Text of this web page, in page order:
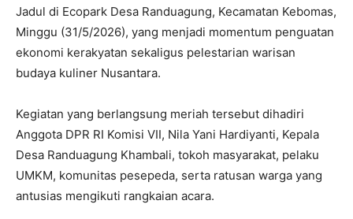
Jadul di Ecopark Desa Randuagung, Kecamatan Kebomas,
Minggu (31/5/2026), yang menjadi momentum penguatan
ekonomi kerakyatan sekaligus pelestarian warisan
budaya kuliner Nusantara.
Kegiatan yang berlangsung meriah tersebut dihadiri
Anggota DPR RI Komisi VII, Nila Yani Hardiyanti, Kepala
Desa Randuagung Khambali, tokoh masyarakat, pelaku
UMKM, komunitas pesepeda, serta ratusan warga yang
antusias mengikuti rangkaian acara.